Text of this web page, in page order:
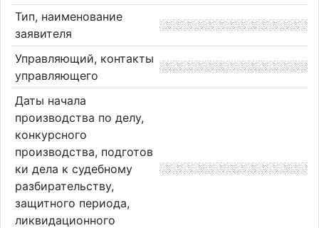
Тип, наименование
заявителя
Управляющий, контакты
управляющего
Даты начала
производства по делу,
конкурсного
производства, подготов
ки дела к судебному
разбирательству,
защитного периода,
ликвидационного